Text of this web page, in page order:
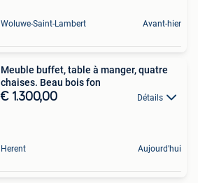
Woluwe-Saint-Lambert Avant-hier
Meuble buffet, table à manger, quatre
chaises. Beau bois fon
€ 1.300,00 Détails
Herent Aujourd'hui